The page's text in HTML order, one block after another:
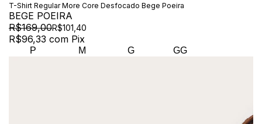
T-Shirt Regular More Core Desfocado Bege Poeira
BEGE POEIRA
R$169,00R$101,40
R$96,33 com Pix
P M G GG